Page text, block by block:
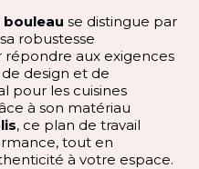
se distingue par
robustesse
aux exigences
design et de
pour les cuisines
à son matériau
, ce plan de travail
tout en
à votre espace.